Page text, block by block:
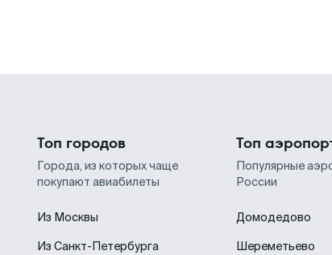
Топ городов
Города, из которых чаще
покупают авиабилеты
Из Москвы
Из Санкт-Петербурга
Топ
Популярные
России
Домодедово
Шереметьево